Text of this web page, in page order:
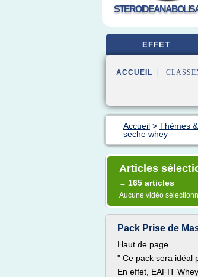
EFFET
ACCUEIL |
Accueil > Thèmes
seche whey
Articles
→ 165 articles
Aucune vidéo
Pack Prise de
Haut de page
" Ce pack sera idéal
En effet, EAFIT